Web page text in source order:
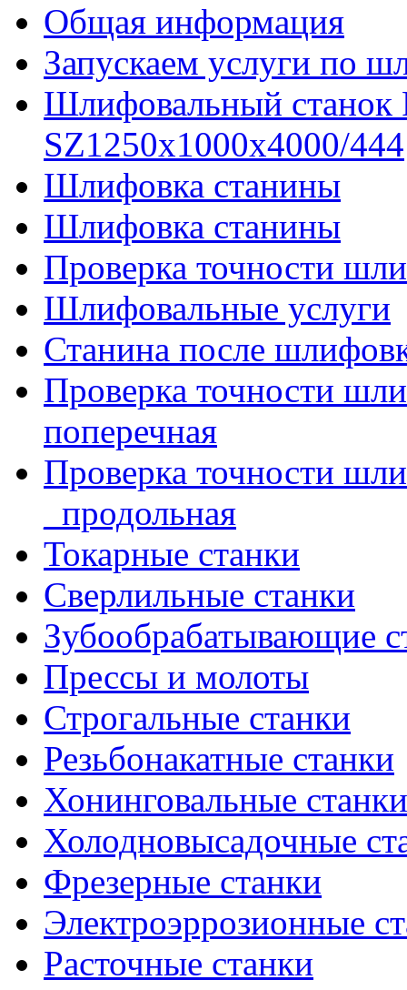
Общая информация
Запускаем услуги по
Шлифовальный
SZ1250x1000x4000/444
Шлифовка станины
Шлифовка станины
Проверка точности
Шлифовальные услуги
Станина после
Проверка точности
поперечная
Проверка точности
_продольная
Токарные станки
Сверлильные станки
Зубообрабатывающие
Прессы и молоты
Строгальные станки
Резьбонакатные станки
Хонинговальные станки
Холодновысадочные
Фрезерные станки
Электроэррозионные
Расточные станки